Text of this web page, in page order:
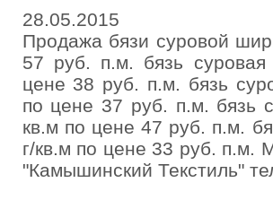
28.05.2015
Продажа бязи суровой
57 руб. п.м. бязь
цене 38 руб. п.м. бязь
по цене 37 руб. п.м. бязь
кв.м по цене 47 руб. п.м.
г/кв.м по цене 33 руб.
"Камышинский Текстиль"